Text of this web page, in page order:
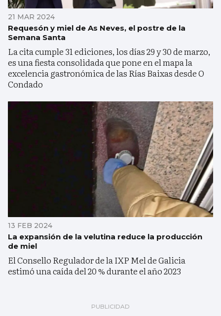
21 MAR 2024
Requesón y miel de As Neves, el postre de la
Semana Santa
La cita cumple 31 ediciones, los días 29 y 30 de marzo,
es una fiesta consolidada que pone en el mapa la
excelencia gastronómica de las Rías Baixas desde O
Condado
13 FEB 2024
La expansión de la velutina reduce la producción
de miel
El Consello Regulador de la IXP Mel de Galicia
estimó una caída del 20 % durante el año 2023